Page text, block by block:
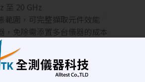
至 20 GHz
範圍，可完整擷取元件效能
，免除需添置多台儀器的成本